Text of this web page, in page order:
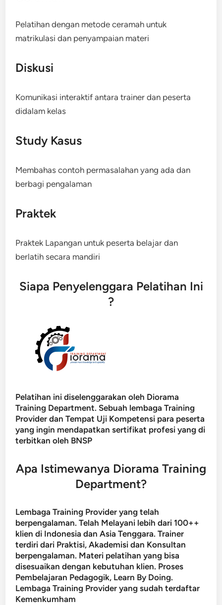
Pelatihan dengan metode ceramah untuk
matrikulasi dan penyampaian materi
Diskusi
Komunikasi interaktif antara trainer dan peserta
didalam kelas
Study Kasus
Membahas contoh permasalahan yang ada dan
berbagi pengalaman
Praktek
Praktek Lapangan untuk peserta belajar dan
berlatih secara mandiri
Siapa Penyelenggara Pelatihan Ini
?
Pelatihan ini diselenggarakan oleh Diorama
Training Department. Sebuah lembaga Training
Provider dan Tempat Uji Kompetensi para peserta
yang ingin mendapatkan sertifikat profesi yang di
terbitkan oleh BNSP
Apa Istimewanya Diorama Training
Department?
Lembaga Training Provider yang telah
berpengalaman. Telah Melayani lebih dari 100++
klien di Indonesia dan Asia Tenggara. Trainer
terdiri dari Praktisi, Akademisi dan Konsultan
berpengalaman. Materi pelatihan yang bisa
disesuaikan dengan kebutuhan klien. Proses
Pembelajaran Pedagogik, Learn By Doing.
Lembaga Training Provider yang sudah terdaftar
Kemenkumham